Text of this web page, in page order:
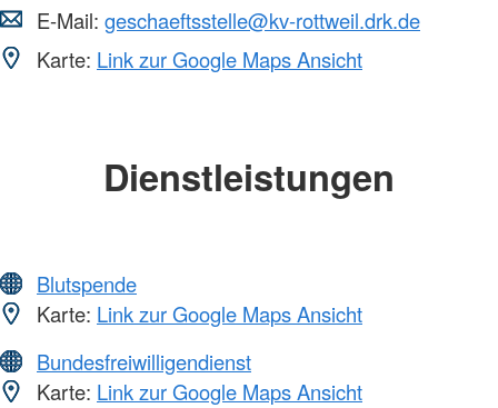
E-Mail: geschaeftsstelle@kv-rottweil.drk.de
Karte: Link zur Google Maps Ansicht
Dienstleistungen
Blutspende
Karte: Link zur Google Maps Ansicht
Bundesfreiwilligendienst
Karte: Link zur Google Maps Ansicht